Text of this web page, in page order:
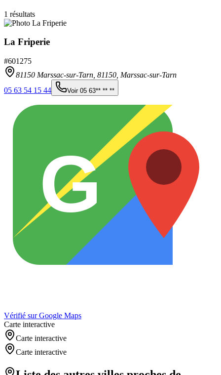
1 résultats
La Friperie
#601275
81150 Marssac-sur-Tarn, 81150 Marssac-sur-Tarn
05 63 54 15 44
Voir 05 63** ** **
G
Vérifié sur Google Maps
Carte interactive
Carte interactive
Carte interactive